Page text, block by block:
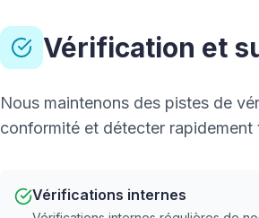
Vérification et
Nous maintenons des pistes de
conformité et détecter
Vérifications internes